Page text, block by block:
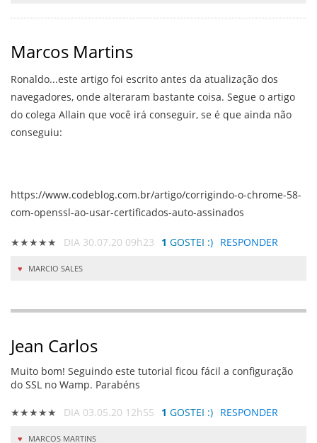
Marcos Martins
Ronaldo...este artigo foi escrito antes da atualização dos
navegadores, onde alteraram bastante coisa. Segue o artigo
do colega Allain que você irá conseguir, se é que ainda não
conseguiu:
https://www.codeblog.com.br/artigo/corrigindo-o-chrome-58-
com-openssl-ao-usar-certificados-auto-assinados
★★★★★ DIA 30.07.20 09h23 1 GOSTEI :) RESPONDER
MARCIO SALES
Jean Carlos
Muito bom! Seguindo este tutorial ficou fácil a configuração
do SSL no Wamp. Parabéns
★★★★★ DIA 03.05.20 12h55 1 GOSTEI :) RESPONDER
MARCOS MARTINS